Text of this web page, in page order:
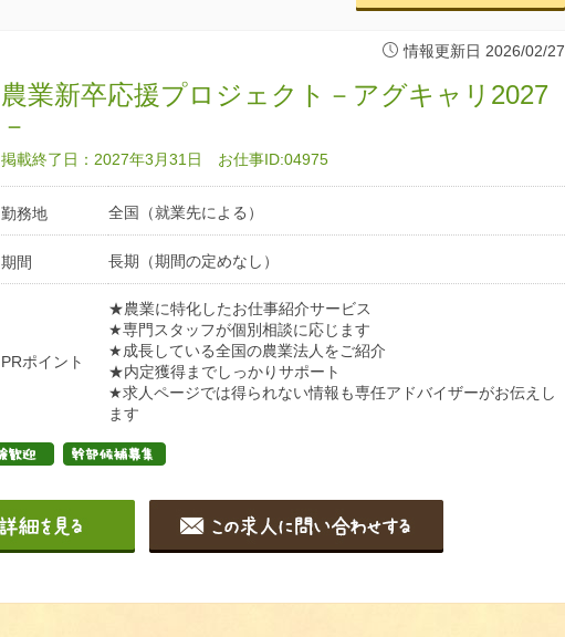
情報更新日 2026/02/27
農業新卒応援プロジェクト－アグキャリ2027
－
掲載終了日：2027年3月31日 お仕事ID:04975
勤務地 全国（就業先による）
期間 長期（期間の定めなし）
PRポイント
★農業に特化したお仕事紹介サービス
★専門スタッフが個別相談に応じます
★成長している全国の農業法人をご紹介
★内定獲得までしっかりサポート
★求人ページでは得られない情報も専任アドバイザーがお伝えし
ます